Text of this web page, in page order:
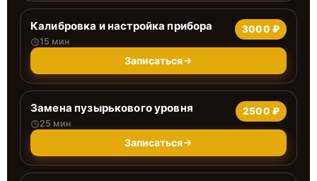
Калибровка и настройка прибора
15 мин
3000 ₽
Записаться
Замена пузырькового уровня
25 мин
2500 ₽
Записаться